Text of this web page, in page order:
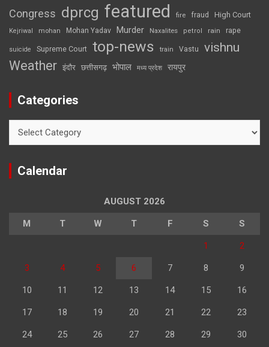
Congress dprcg featured fire fraud High Court
Kejriwal mohan Mohan Yadav Murder Naxalites petrol rain rape
suicide Supreme Court top-news train Vastu vishnu
Weather इंदौर छत्तीसगढ़ भोपाल मध्य प्रदेश रायपुर
Categories
Calendar
AUGUST 2026
M T W T F S S
1 2
3 4 5 6 7 8 9
10 11 12 13 14 15 16
17 18 19 20 21 22 23
24 25 26 27 28 29 30